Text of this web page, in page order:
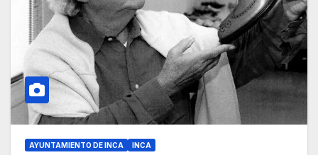
AYUNTAMIENTO DE INCA INCA